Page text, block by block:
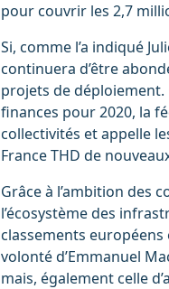
pour couvrir les 2,7
Si, comme l’a indiqué
continuera d’être
projets de déploiement.
finances pour 2020, la
collectivités et appelle
France THD de
Grâce à l’ambition des
l’écosystème des
classements européens
volonté d’Emmanuel
mais, également celle